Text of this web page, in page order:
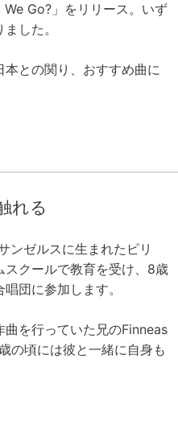
Go?」をリリース。いず
した。
との関り、おすすめ曲に
れる
ンゼルスに生まれたビリ
スクールで教育を受け、8歳
団に参加します。
を行っていた兄のFinneas
の頃には彼と一緒に自身も